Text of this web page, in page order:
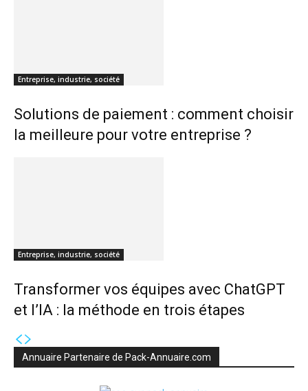
Entreprise, industrie, société
Solutions de paiement : comment choisir
la meilleure pour votre entreprise ?
Entreprise, industrie, société
Transformer vos équipes avec ChatGPT
et l’IA : la méthode en trois étapes
Annuaire Partenaire de Pack-Annuaire.com